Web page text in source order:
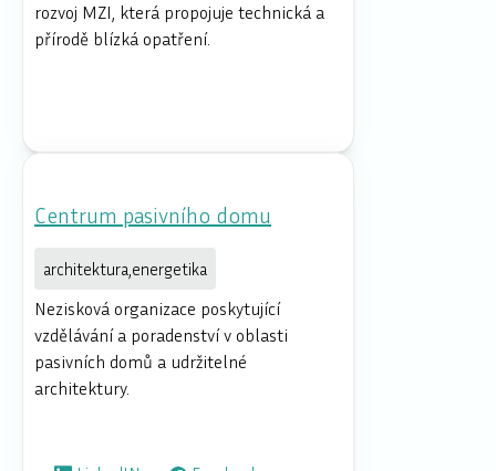
rozvoj MZI, která propojuje technická a
přírodě blízká opatření.
Centrum pasivního domu
architektura,energetika
Nezisková organizace poskytující
vzdělávání a poradenství v oblasti
pasivních domů a udržitelné
architektury.